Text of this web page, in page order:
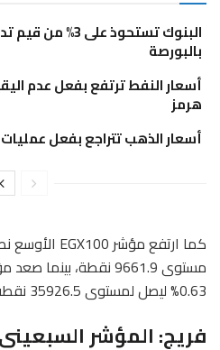
البنوك تستحوذ
بالبورصة
أسعار النفط ترتفع بفعل عدم
هرمز
أسعار الذهب تتراجع بفعل عمليات
0.63% ليصل لمستوى 35926.5 نقطة.
فريج: المؤشر